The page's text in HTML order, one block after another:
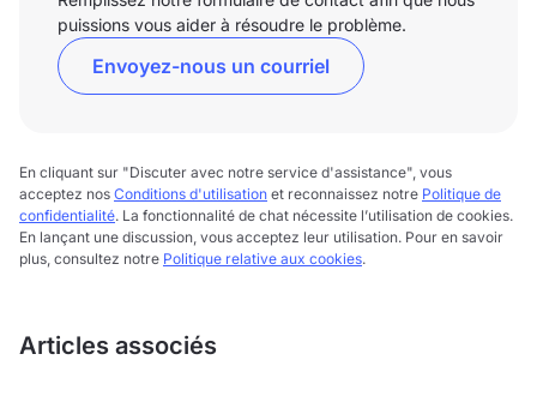
puissions vous aider à résoudre le problème.
Envoyez-nous un courriel
En cliquant sur "Discuter avec notre service d'assistance", vous
acceptez nos Conditions d'utilisation et reconnaissez notre Politique de
confidentialité. La fonctionnalité de chat nécessite l’utilisation de cookies.
En lançant une discussion, vous acceptez leur utilisation. Pour en savoir
plus, consultez notre Politique relative aux cookies.
Articles associés